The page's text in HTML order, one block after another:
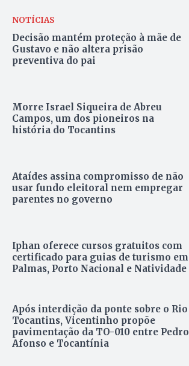
NOTÍCIAS
Decisão mantém proteção à mãe de
Gustavo e não altera prisão
preventiva do pai
Morre Israel Siqueira de Abreu
Campos, um dos pioneiros na
história do Tocantins
Ataídes assina compromisso de não
usar fundo eleitoral nem empregar
parentes no governo
Iphan oferece cursos gratuitos com
certificado para guias de turismo em
Palmas, Porto Nacional e Natividade
Após interdição da ponte sobre o Rio
Tocantins, Vicentinho propõe
pavimentação da TO-010 entre Pedro
Afonso e Tocantínia